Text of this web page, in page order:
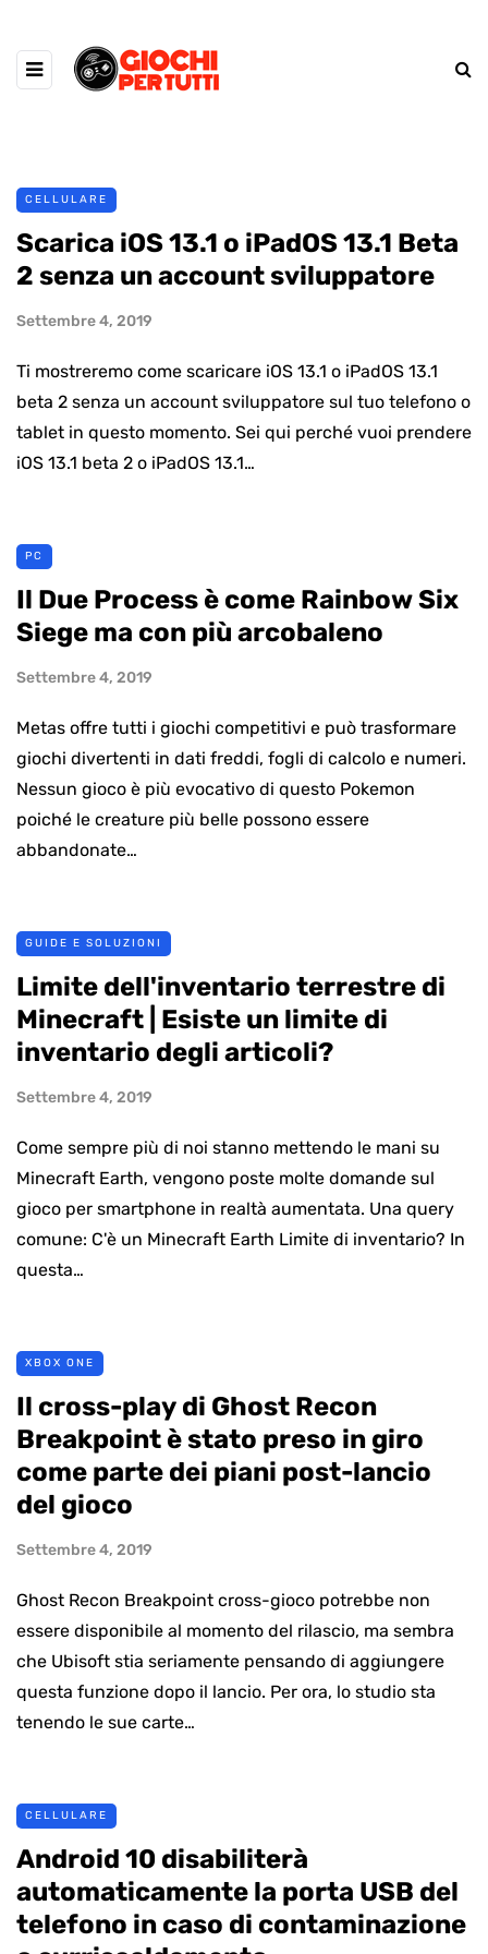
CELLULARE
Scarica iOS 13.1 o iPadOS 13.1 Beta
2 senza un account sviluppatore
Settembre 4, 2019
Ti mostreremo come scaricare iOS 13.1 o iPadOS 13.1
beta 2 senza un account sviluppatore sul tuo telefono o
tablet in questo momento. Sei qui perché vuoi prendere
iOS 13.1 beta 2 o iPadOS 13.1…
PC
Il Due Process è come Rainbow Six
Siege ma con più arcobaleno
Settembre 4, 2019
Metas offre tutti i giochi competitivi e può trasformare
giochi divertenti in dati freddi, fogli di calcolo e numeri.
Nessun gioco è più evocativo di questo Pokemon
poiché le creature più belle possono essere
abbandonate…
GUIDE E SOLUZIONI
Limite dell'inventario terrestre di
Minecraft | Esiste un limite di
inventario degli articoli?
Settembre 4, 2019
Come sempre più di noi stanno mettendo le mani su
Minecraft Earth, vengono poste molte domande sul
gioco per smartphone in realtà aumentata. Una query
comune: C'è un Minecraft Earth Limite di inventario? In
questa…
XBOX ONE
Il cross-play di Ghost Recon
Breakpoint è stato preso in giro
come parte dei piani post-lancio
del gioco
Settembre 4, 2019
Ghost Recon Breakpoint cross-gioco potrebbe non
essere disponibile al momento del rilascio, ma sembra
che Ubisoft stia seriamente pensando di aggiungere
questa funzione dopo il lancio. Per ora, lo studio sta
tenendo le sue carte…
CELLULARE
Android 10 disabiliterà
automaticamente la porta USB del
telefono in caso di contaminazione